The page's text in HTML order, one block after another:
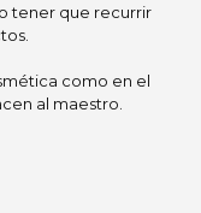
tener que recurrir
como en el
al maestro.